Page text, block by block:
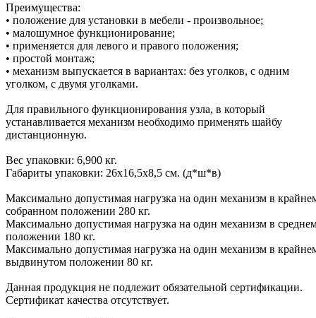
Преимущества:
• положение для установки в мебели - произвольное;
• малошумное функционирование;
• применяется для левого и правого положения;
• простой монтаж;
• механизм выпускается в вариантах: без уголков, с одним
уголком, с двумя уголками.
Для правильного функционирования узла, в который
устанавливается механизм необходимо применять шайбу
дистанционную.
Вес упаковки: 6,900 кг.
Габариты упаковки: 26х16,5х8,5 см. (д*ш*в)
Максимально допустимая нагрузка на один механизм в
собранном положении 280 кг.
Максимально допустимая нагрузка на один механизм в
положении 180 кг.
Максимально допустимая нагрузка на один механизм в
выдвинутом положении 80 кг.
Данная продукция не подлежит обязательной сертификации.
Сертификат качества отсутствует.